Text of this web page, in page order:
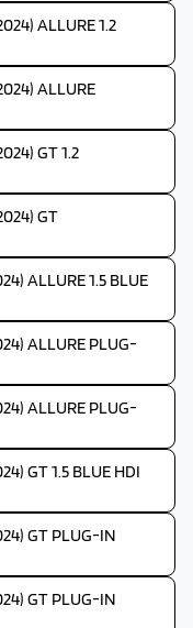
ALLURE 1.2
ALLURE
GT 1.2
GT
ALLURE 1.5 BLUE
ALLURE PLUG-
ALLURE PLUG-
GT 1.5 BLUE HDI
GT PLUG-IN
GT PLUG-IN